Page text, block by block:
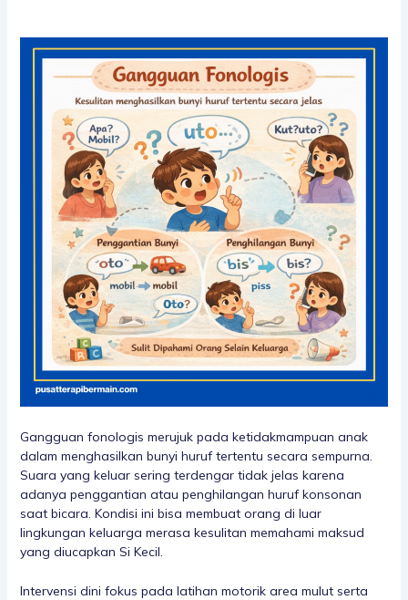
Gangguan fonologis merujuk pada ketidakmampuan anak
dalam menghasilkan bunyi huruf tertentu secara sempurna.
Suara yang keluar sering terdengar tidak jelas karena
adanya penggantian atau penghilangan huruf konsonan
saat bicara. Kondisi ini bisa membuat orang di luar
lingkungan keluarga merasa kesulitan memahami maksud
yang diucapkan Si Kecil.
Intervensi dini fokus pada latihan motorik area mulut serta